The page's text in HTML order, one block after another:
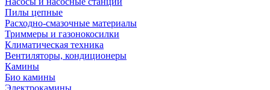
Пилы цепные
Расходно-смазочные материалы
Триммеры и газонокосилки
Климатическая техника
Вентиляторы, кондиционеры
Камины
Био камины
Электрокамины